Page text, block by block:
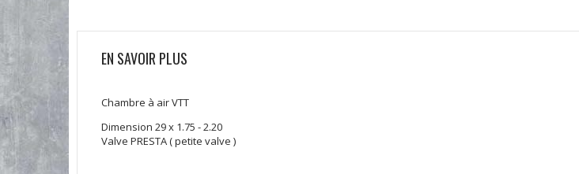
EN SAVOIR PLUS
Chambre à air VTT
Dimension 29 x 1.75 - 2.20
Valve PRESTA ( petite valve )